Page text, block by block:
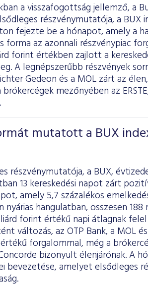
a visszafogottság jellemző, a
részvénymutatója, a BUX
fejezte be a hónapot, amely a
az azonnali részvénypiac
forint értékben zajlott a
A legnépszerűbb részvények
Gedeon és a MOL zárt az élen,
mezőnyében az
mutatott a BUX
részvénymutatója, a BUX,
13 kereskedési napot zárt
amely 5,7 százalékos
nyárias hangulatban, összesen
forint értékű napi átlagnak
változás, az OTP Bank, a MOL
forgalommal, még a
bizonyult élenjárónak. A
amelyet elsődleges